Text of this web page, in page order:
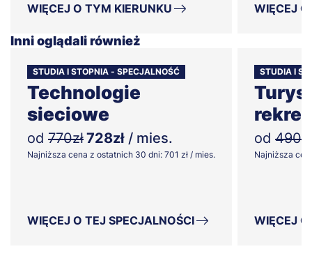
WIĘCEJ O TYM KIERUNKU WIĘCEJ
Inni oglądali również
STUDIA I STOPNIA - SPECJALNOŚĆ
Technologie
sieciowe
od 770zł728zł / mies.
Najniższa cena z ostatnich 30 dni: 701 zł / mies.
WIĘCEJ O TEJ SPECJALNOŚCI
STUDIA I
od 490zł
Najniższa
WIĘCEJ